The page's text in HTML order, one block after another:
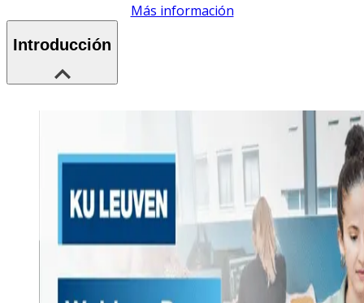
Más información
Introducción